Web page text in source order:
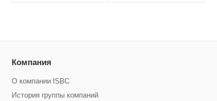
Компания
О компании ISBC
История группы компаний